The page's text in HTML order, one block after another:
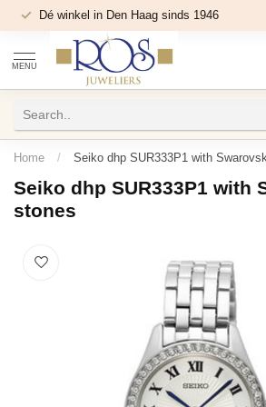
Dé winkel in Den Haag sinds 1946
MENU
Home / Seiko dhp SUR333P1 with
Seiko dhp SUR333P1 with
stones